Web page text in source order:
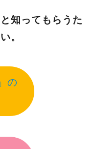
知ってもらうた
。
の